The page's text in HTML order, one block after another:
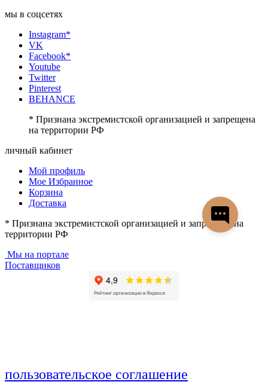
мы в соцсетях
Instagram*
VK
Facebook*
Youtube
Twitter
Pinterest
BEHANCE
* Признана экстремистской организацией и запрещена
на территории РФ
личный кабинет
Мой профиль
Мое Избранное
Корзина
Доставка
* Признана экстремистской организацией и запрещена на
территории РФ
Мы на портале
Поставщиков
пользовательское соглашение